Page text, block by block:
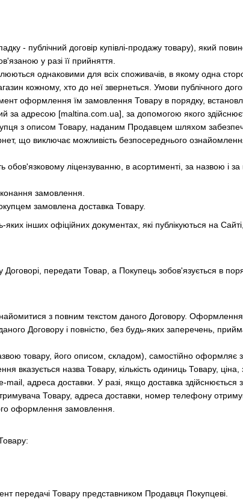
- публічний договір купівлі-продажу товару), який
у разі її прийняття.
однаковими для всіх споживачів, в якому одна
кожному, хто до неї звернеться. Умови публічного
оформлення їм замовлення Товару в порядку,
за адресою [maltina.com.ua], за допомогою якого
з описом Товару, наданим Продавцем шляхом
що виключає можливість безпосереднього
ліцензуванню, в асортименті, за назвою і
замовлення.
замовлена ​​доставка Товару.
інших офіційних документах, які публікуються на
передати Товар, а Покупець зобов'язується в
з повним текстом даного Договору.
Договору і повністю, без будь-яких заперечень,
товару, його описом, складом), самостійно оформляє
назва Товару, кількість одиниць Товару, ціна,
адреса доставки. У разі, якщо доставка здійснюється
Товару, адреса доставки, номер телефону
оформлення замовлення.
передачі Товару представником Продавця Покупцеві.